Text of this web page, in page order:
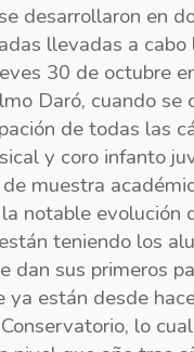
desarrollaron en
llevadas a cabo
30 de octubre
Daró, cuando se
de todas las
y coro infanto
muestra
notable evolución
teniendo los
dan sus primeros
ya están desde
lo cual